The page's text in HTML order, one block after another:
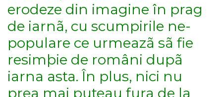
erodeze din imagine în prag
de iarnã, cu scumpirile ne-
populare ce urmeazã sã fie
resimþie de români dupã
iarna asta. În plus, nici nu
prea mai puteau fura de la